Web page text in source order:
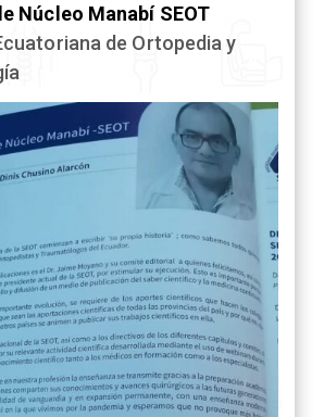
Núcleo Manabí SEOT
de Ortopedia y